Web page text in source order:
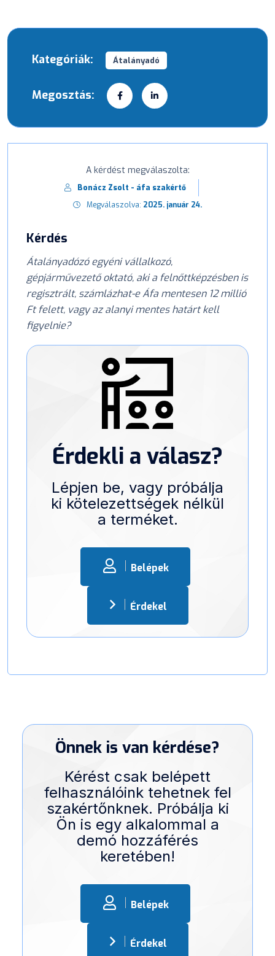
Kategóriák: Átalányadó
Megosztás:
A kérdést megválaszolta:
Bonácz Zsolt - áfa szakértő
Megválaszolva: 2025. január 24.
Kérdés
Átalányadózó egyéni vállalkozó,
gépjárművezető oktató, aki a felnőttképzésben is
regisztrált, számlázhat-e Áfa mentesen 12 millió
Ft felett, vagy az alanyi mentes határt kell
figyelnie?
Érdekli a válasz?
Lépjen be, vagy próbálja
ki kötelezettségek nélkül
a terméket.
Belépek
Érdekel
Önnek is van kérdése?
Kérést csak belépett
felhasználóink tehetnek fel
szakértőnknek. Próbálja ki
Ön is egy alkalommal a
demó hozzáférés
keretében!
Belépek
Érdekel